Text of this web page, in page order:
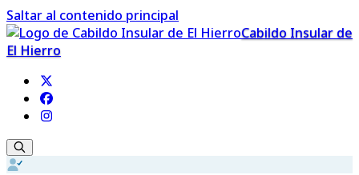
Saltar al contenido principal
Cabildo Insular de
El Hierro